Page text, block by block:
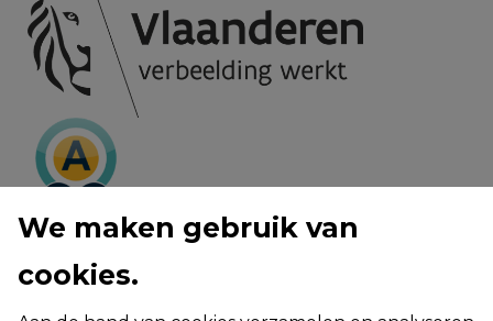
privacy voorwaarden
toegankelijkheid van deze webiste
We maken gebruik van
cookies.